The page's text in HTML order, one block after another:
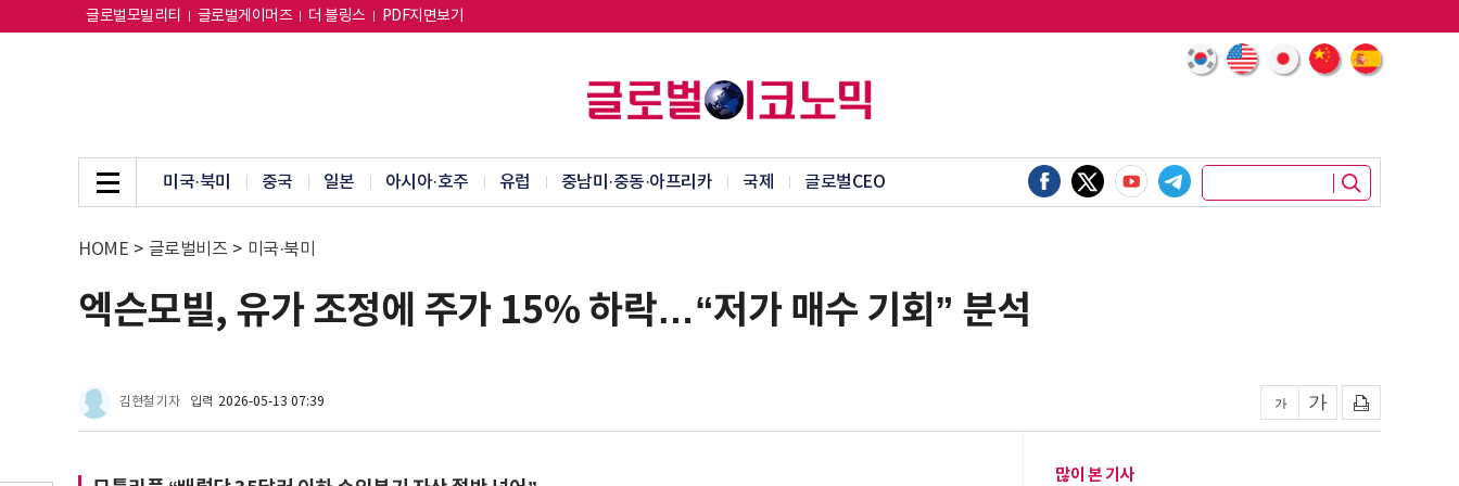
글로벌모빌리티 글로벌게이머즈 더 블링스 PDF지면보기
미국·북미 중국 일본 아시아·호주 유럽 중남미·중동·아프리카 국제 글로벌CEO
HOME > 글로벌비즈 > 미국·북미
엑슨모빌, 유가 조정에 주가 15% 하락…“저가 매수 기회” 분석
김현철 기자 입력 2026-05-13 07:39
많이 본 기사